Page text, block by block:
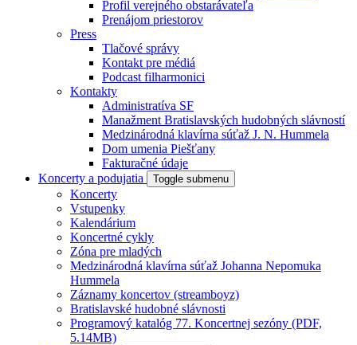
Profil verejného obstarávateľa
Prenájom priestorov
Press
Tlačové správy
Kontakt pre médiá
Podcast filharmonici
Kontakty
Administratíva SF
Manažment Bratislavských hudobných slávností
Medzinárodná klavírna súťaž J. N. Hummela
Dom umenia Piešťany
Fakturačné údaje
Koncerty a podujatia
Toggle submenu
Koncerty
Vstupenky
Kalendárium
Koncertné cykly
Zóna pre mladých
Medzinárodná klavírna súťaž Johanna Nepomuka
Hummela
Záznamy koncertov (streamboyz)
Bratislavské hudobné slávnosti
Programový katalóg 77. Koncertnej sezóny (PDF,
5.14MB)